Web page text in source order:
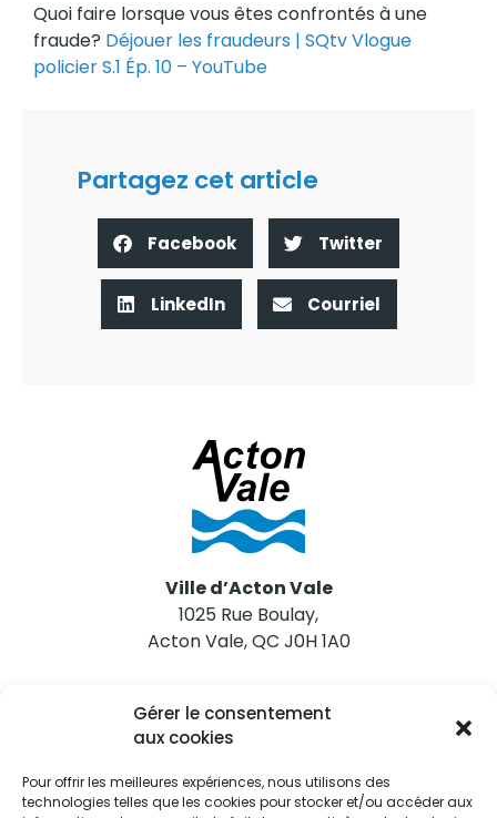
Gérer le consentement
aux cookies
Pour offrir les meilleures expériences, nous utilisons des
technologies telles que les cookies pour stocker et/ou accéder aux
Quoi faire lorsque vous êtes confrontés à une
fraude? Déjouer les fraudeurs | SQtv Vlogue
policier S.1 Ép. 10 – YouTube
Partagez cet article
Facebook Twitter
LinkedIn Courriel
Ville d’Acton Vale
1025 Rue Boulay,
Acton Vale, QC J0H 1A0
Nous joindre
Tél. 450 546-2703